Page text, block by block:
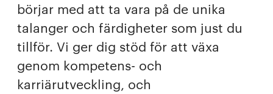
börjar med att ta vara på de unika
talanger och färdigheter som just du
tillför. Vi ger dig stöd för att växa
genom kompetens- och
karriärutveckling, och